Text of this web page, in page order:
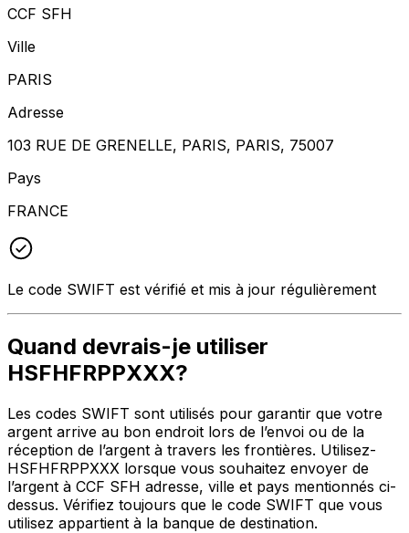
CCF SFH
Ville
PARIS
Adresse
103 RUE DE GRENELLE, PARIS, PARIS, 75007
Pays
FRANCE
Le code SWIFT est vérifié et mis à jour régulièrement
Quand devrais-je utiliser
HSFHFRPPXXX?
Les codes SWIFT sont utilisés pour garantir que votre
argent arrive au bon endroit lors de l’envoi ou de la
réception de l’argent à travers les frontières. Utilisez-
HSFHFRPPXXX lorsque vous souhaitez envoyer de
l’argent à CCF SFH adresse, ville et pays mentionnés ci-
dessus. Vérifiez toujours que le code SWIFT que vous
utilisez appartient à la banque de destination.